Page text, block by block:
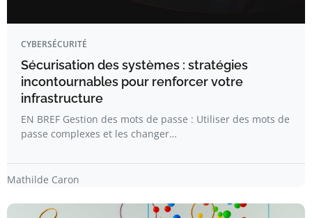
CYBERSÉCURITÉ
Sécurisation des systèmes : stratégies
incontournables pour renforcer votre
infrastructure
EN BREF Gestion des mots de passe : Utiliser des mots de
passe complexes et les changer…
Mathilde Caron